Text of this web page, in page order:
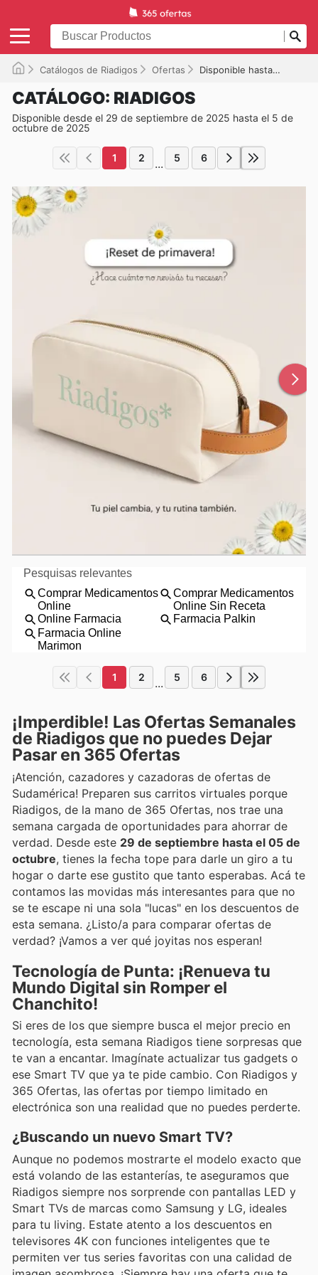
Catálogos de Riadigos Ofertas Disponible hasta el 05/10/2025
CATÁLOGO: RIADIGOS
Disponible desde el 29 de septiembre de 2025 hasta el 5 de
octubre de 2025
1 2 ... 5 6
1 2 ... 5 6
¡Imperdible! Las Ofertas Semanales
de Riadigos que no puedes Dejar
Pasar en 365 Ofertas
¡Atención, cazadores y cazadoras de ofertas de
Sudamérica! Preparen sus carritos virtuales porque
Riadigos, de la mano de 365 Ofertas, nos trae una
semana cargada de oportunidades para ahorrar de
verdad. Desde este 29 de septiembre hasta el 05 de
octubre, tienes la fecha tope para darle un giro a tu
hogar o darte ese gustito que tanto esperabas. Acá te
contamos las movidas más interesantes para que no
se te escape ni una sola "lucas" en los descuentos de
esta semana. ¿Listo/a para comparar ofertas de
verdad? ¡Vamos a ver qué joyitas nos esperan!
Tecnología de Punta: ¡Renueva tu
Mundo Digital sin Romper el
Chanchito!
Si eres de los que siempre busca el mejor precio en
tecnología, esta semana Riadigos tiene sorpresas que
te van a encantar. Imagínate actualizar tus gadgets o
ese Smart TV que ya te pide cambio. Con Riadigos y
365 Ofertas, las ofertas por tiempo limitado en
electrónica son una realidad que no puedes perderte.
¿Buscando un nuevo Smart TV?
Aunque no podemos mostrarte el modelo exacto que
está volando de las estanterías, te aseguramos que
Riadigos siempre nos sorprende con pantallas LED y
Smart TVs de marcas como Samsung y LG, ideales
para tu living. Estate atento a los descuentos en
televisores 4K con funciones inteligentes que te
permiten ver tus series favoritas con una calidad de